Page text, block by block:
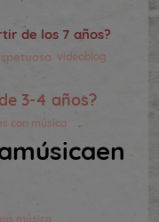
de los 7 años?
videoblog
3-4 años?
con música